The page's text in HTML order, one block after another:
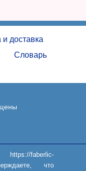
доставка
Словарь
faberlic-
что